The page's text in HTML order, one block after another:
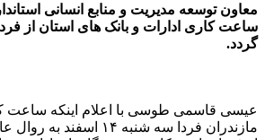
معاون توسعه مدیریت و منابع انسانی
ساعت کاری ادارات و بانک های استان از
گردد.
عیسی قاسمی طوسی با اعلام اینکه ساعت
مازندران فردا سه شنبه